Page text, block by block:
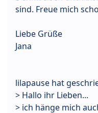
sind. Freue mich
Liebe Grüße
Jana
lilapause hat
> Hallo ihr Lieben...
> ich hänge mich